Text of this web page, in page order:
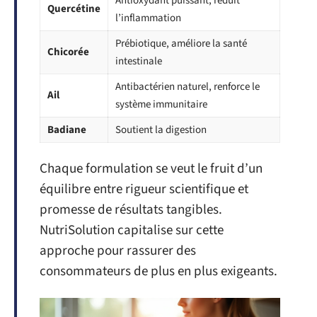
Quercétine
l’inflammation
Chicorée
Prébiotique, améliore la santé
intestinale
Ail
Antibactérien naturel, renforce le
système immunitaire
Badiane
Soutient la digestion
Chaque formulation se veut le fruit d’un
équilibre entre rigueur scientifique et
promesse de résultats tangibles.
NutriSolution capitalise sur cette
approche pour rassurer des
consommateurs de plus en plus exigeants.